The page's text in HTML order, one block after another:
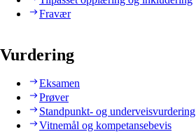
Fravær
Vurdering
Eksamen
Prøver
Standpunkt- og underveisvurdering
Vitnemål og kompetansebevis